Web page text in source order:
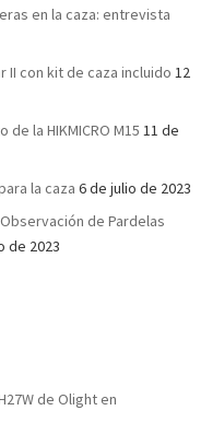
en la caza: entrevista
II con kit de caza incluido 12
la HIKMICRO M15 11 de
la caza 6 de julio de 2023
Observación de Pardelas
de 2023
de Olight en